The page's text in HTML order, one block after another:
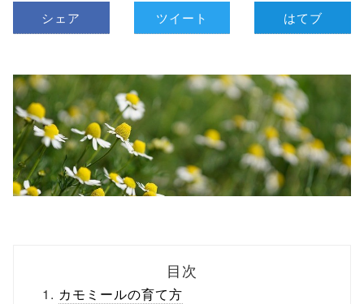
シェア ツイート はてブ
目次
カモミールの育て方